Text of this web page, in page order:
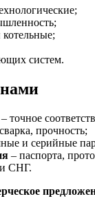
котельные;
систем.
– точное
прочность;
и серийные
– паспорта,
и СНГ.